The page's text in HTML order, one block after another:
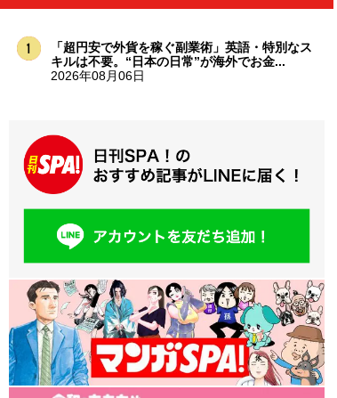
「超円安で外貨を稼ぐ副業術」英語・特別なス
キルは不要。“日本の日常”が海外でお金...
2026年08月06日